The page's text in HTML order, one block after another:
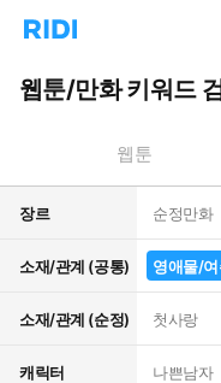
리
홈
으
턴
트
웹툰/만화 키워드
웹툰
장르 순정만화
소재/관계 (공통) 영애물/
소재/관계 (순정) 첫사랑
캐릭터 나쁜남자